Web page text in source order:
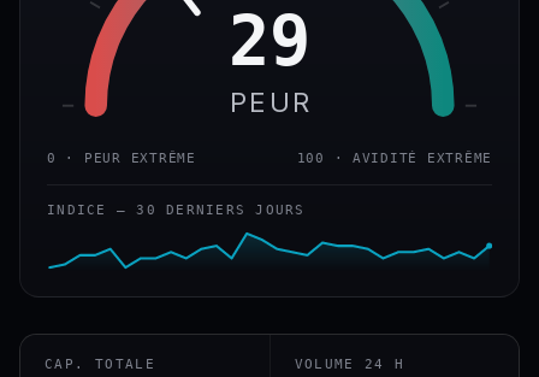
29
PEUR
0 · PEUR EXTRÊME 100 · AVIDITÉ EXTRÊME
INDICE — 30 DERNIERS JOURS
CAP. TOTALE VOLUME 24 H